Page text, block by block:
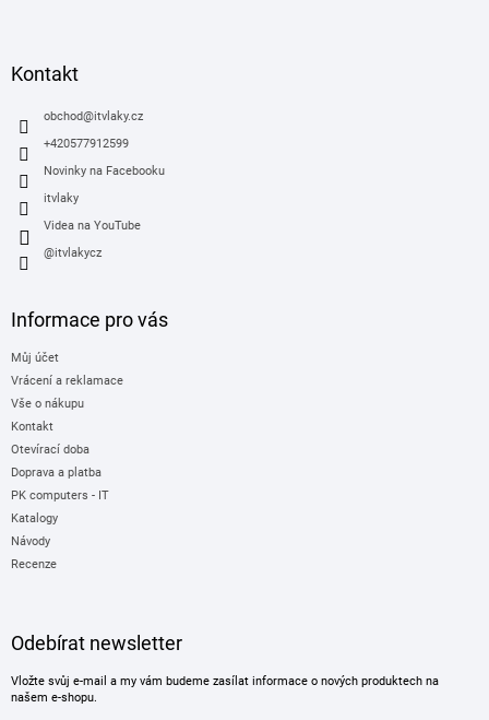
Kontakt
obchod@itvlaky.cz
+420577912599
Novinky na Facebooku
itvlaky
Videa na YouTube
@itvlakycz
Informace pro vás
Můj účet
Vrácení a reklamace
Vše o nákupu
Kontakt
Otevírací doba
Doprava a platba
PK computers - IT
Katalogy
Návody
Recenze
Odebírat newsletter
Vložte svůj e-mail a my vám budeme zasílat informace o nových produktech na
našem e-shopu.